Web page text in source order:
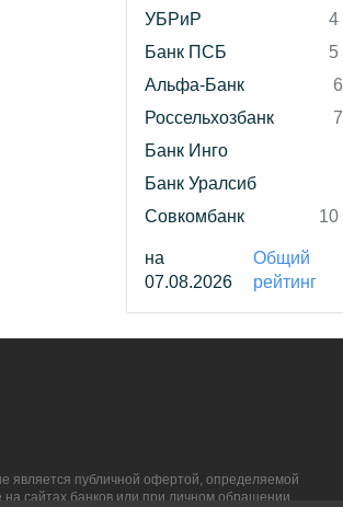
УБРиР
4
Банк ПСБ
5
Альфа-Банк
6
Россельхозбанк
7
Банк Инго
Банк Уралсиб
Совкомбанк
10
на
07.08.2026
Общий
рейтинг
является публичной офертой, определяемой
сайтах банков или при личном обращении.